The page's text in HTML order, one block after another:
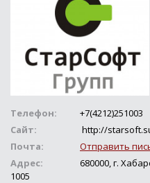
Телефон:
+7(4212)251003
Сайт:
http://
Почта:
Отправить
Адрес:
680000, г.
1005